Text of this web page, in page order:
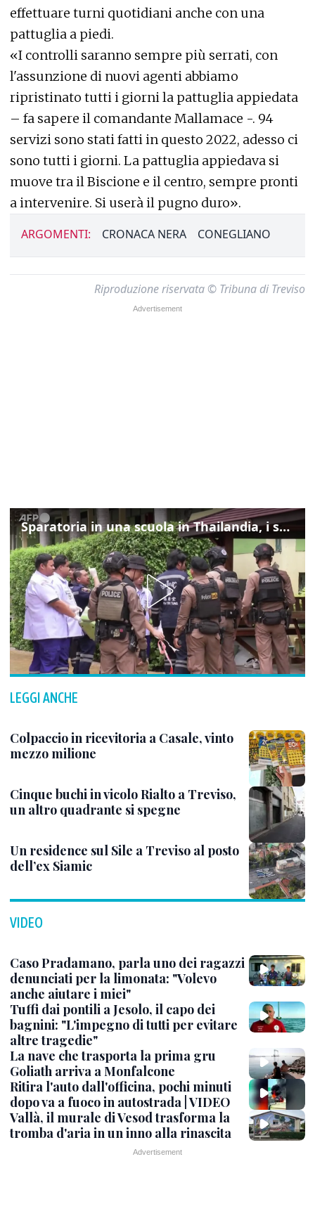
effettuare turni quotidiani anche con una
pattuglia a piedi.
«I controlli saranno sempre più serrati, con
l'assunzione di nuovi agenti abbiamo
ripristinato tutti i giorni la pattuglia appiedata
– fa sapere il comandante Mallamace -. 94
servizi sono stati fatti in questo 2022, adesso ci
sono tutti i giorni. La pattuglia appiedava si
muove tra il Biscione e il centro, sempre pronti
a intervenire. Si userà il pugno duro».
ARGOMENTI: CRONACA NERA CONEGLIANO
Riproduzione riservata © Tribuna di Treviso
Sparatoria in una scuola in Thailandia, i soccorsi sul posto
LEGGI ANCHE
Colpaccio in ricevitoria a Casale, vinto
mezzo milione
Cinque buchi in vicolo Rialto a Treviso,
un altro quadrante si spegne
Un residence sul Sile a Treviso al posto
dell’ex Siamic
VIDEO
Caso Pradamano, parla uno dei ragazzi
denunciati per la limonata: "Volevo
anche aiutare i miei"
Tuffi dai pontili a Jesolo, il capo dei
bagnini: "L'impegno di tutti per evitare
altre tragedie"
La nave che trasporta la prima gru
Goliath arriva a Monfalcone
Ritira l'auto dall'officina, pochi minuti
dopo va a fuoco in autostrada | VIDEO
Vallà, il murale di Vesod trasforma la
tromba d'aria in un inno alla rinascita